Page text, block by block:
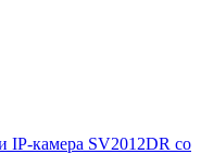
IP-камера SV2012DR со